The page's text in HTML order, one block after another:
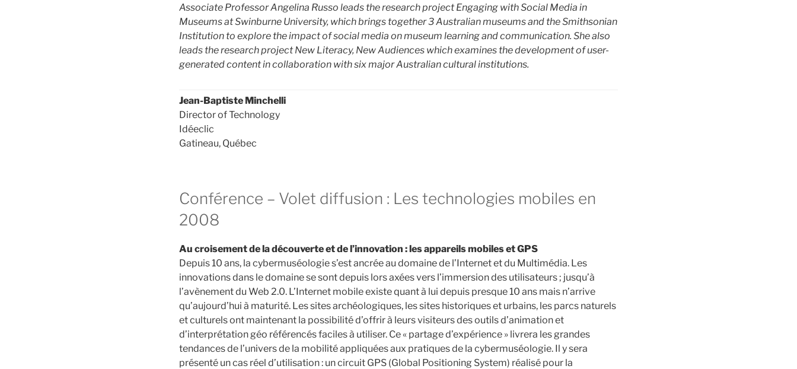
Associate Professor Angelina Russo leads the research project Engaging with Social Media in
Museums at Swinburne University, which brings together 3Australian museums and the Smithsonian
Institution to explore the impact of social media on museum learning and communication. She also
leads the research project New Literacy, New Audiences which examines the development of user-
generated content in collaboration with six major Australian cultural institutions.
Jean-Baptiste Minchelli
Director of Technology
Idéeclic
Gatineau, Québec
Conférence – Volet diffusion : Les technologies mobiles en
2008
Au croisement de la découverte et de l’innovation : les appareils mobiles et GPS
Depuis 10 ans, la cybermuséologie s’est ancrée au domaine de l’Internet et du Multimédia. Les
innovations dans le domaine se sont depuis lors axées vers l’immersion des utilisateurs ; jusqu’à
l’avènement du Web 2.0. L’Internet mobile existe quant à lui depuis presque 10 ans mais n’arrive
qu’aujourd’hui à maturité. Les sites archéologiques, les sites historiques et urbains, les parcs naturels
et culturels ont maintenant la possibilité d’offrir à leurs visiteurs des outils d’animation et
d’interprétation géo référencés faciles à utiliser. Ce « partage d’expérience » livrera les grandes
tendances de l’univers de la mobilité appliquées aux pratiques de la cybermuséologie. Il y sera
présenté un cas réel d’utilisation : un circuit GPS (Global Positioning System) réalisé pour la